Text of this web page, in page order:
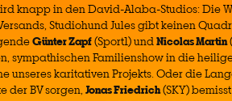
knapp in den David-Alaba-Studios: Die
Studiohund Jules gibt keinen
Günter Zapf(Sport1) undNicolas Martin
sympathischen Familienshow in die
unseres karitativen Projekts. Oder die
der BV sorgen, Jonas Friedrich(SKY)